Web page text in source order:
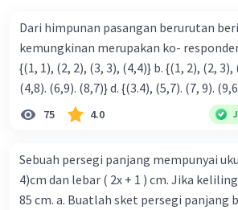
Dari himpunan pasangan berurutan
kemungkinan merupakan ko- respondensi satu-satu? a.
{(1, 1), (2, 2), (3, 3), (4,4)} b. {(1, 2), (2, 3), (3, 4). (4,5)} c. {(2,7).
(4,8). (6,9). (8,7)} d. {(3.4), (5,7). (7, 9).
75 4.0
Sebuah persegi panjang mempunyai
4)cm dan lebar ( 2x + 1 ) cm. Jika
85 cm. a. Buatlah sket persegi panjang